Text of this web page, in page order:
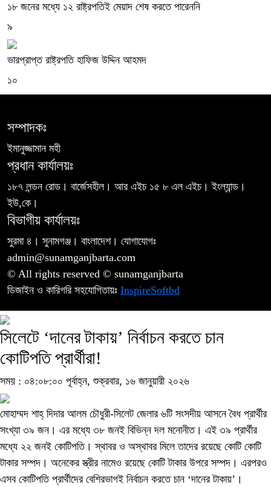
১৮ জনের মধ্যে ১২ রাষ্ট্রপতিই মেয়াদ শেষ করতে পারেননি
৯
ভারপ্রাপ্ত রাষ্ট্রপতি হাফিজ উদ্দিন আহমদ
১০
সম্পাদকঃ
ইমানুজ্জামান মহী
প্রধান কার্যালয়ঃ
১৮৭ লন্ডন রোড। বার্জেসহীল। আর এইচ ১৫ ৮ এল এইচ। ইংল্যান্ড।
ইউ,কে।
বিভাগীয় কার্যালয়ঃ
সুরমা ৪। সুনামগঞ্জ। বাংলাদেশ। যোগাযোগঃ
admin@sunamganjbarta.com
© All rights reserved © sunamganjbarta
ডিজাইন ও কারিগরি সহযোগিতায়ঃ InspireSoftbd
সিলেটে ‘দানের টাকায়’ নির্বাচন করতে চান
কোটিপতি প্রার্থীরা!
সময় : ০৪:০৮:০০ পূর্বাহ্ন, শুক্রবার, ১৬ জানুয়ারী ২০২৬
মোহাম্মদ শাহ্ দিদার আলম চৌধুরী-সিলেট জেলার ৬টি সংসদীয় আসনে বৈধ প্রার্থীর
সংখ্যা ৩৯ জন। এর মধ্যে ৩৮ জনই বিভিন্ন দল মনোনীত। এই ৩৯ প্রার্থীর
মধ্যে ২২ জনই কোটিপতি। স্থাবর ও অস্থাবর মিলে তাদের রয়েছে কোটি কোটি
টাকার সম্পদ। অনেকের স্ত্রীর নামেও রয়েছে কোটি টাকার উপরে সম্পদ। এরপরও
এসব কোটিপতি প্রার্থীদের বেশিরভাগই নির্বাচন করতে চান ‘দানের টাকায়’।